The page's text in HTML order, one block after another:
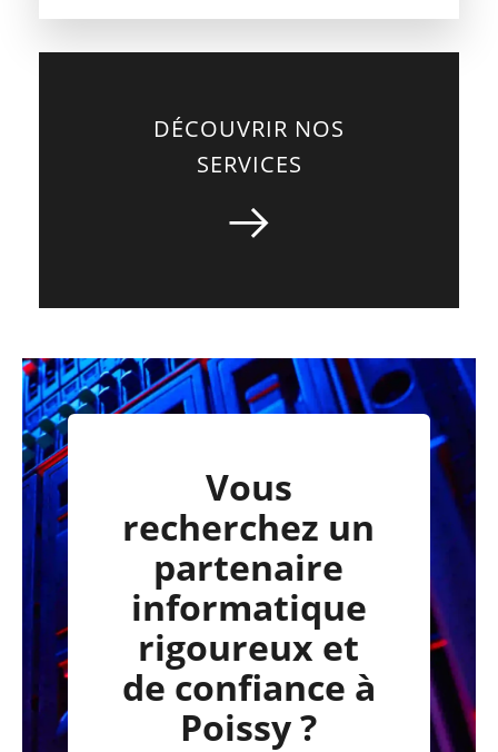
DÉCOUVRIR NOS
SERVICES
Vous
recherchez un
partenaire
informatique
rigoureux et
de confiance à
Poissy ?